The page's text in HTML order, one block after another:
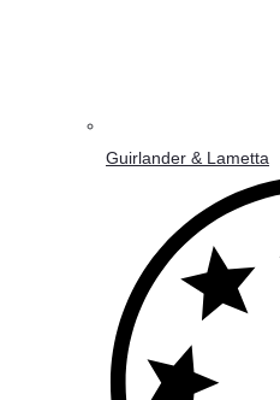
Guirlander & Lametta